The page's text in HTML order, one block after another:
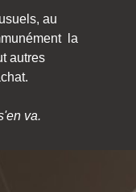
au
la
autres
va.